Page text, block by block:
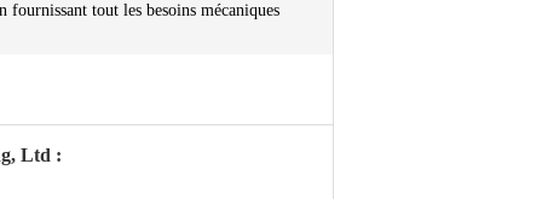
tout les besoins mécaniques
Ltd :